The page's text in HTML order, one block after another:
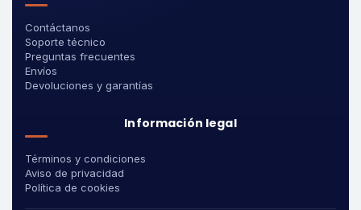
Contáctanos
Soporte técnico
Preguntas frecuentes
Envíos
Devoluciones y garantías
Información legal
Términos y condiciones
Aviso de privacidad
Política de cookies